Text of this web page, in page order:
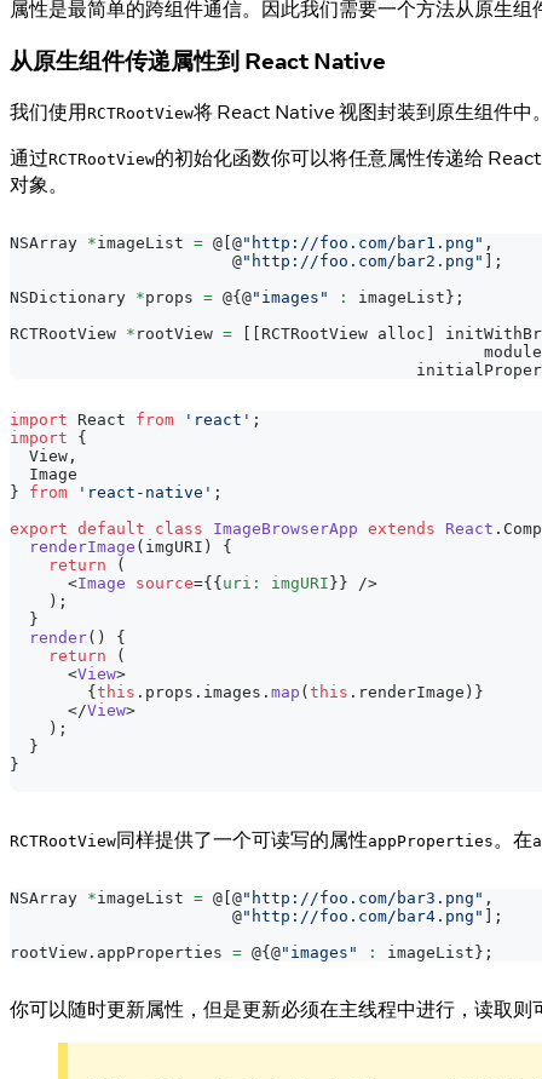
属性是最简单的跨组件通信。因此我们需要一个方法从原生
从原生组件传递属性到 React Native
我们使用RCTRootView将 React Native 视图封装到原生组件中
通过RCTRootView的初始化函数你可以将任意属性传递给
对象。
NSArray *imageList = @ @"http://foo.com/bar1.png" ,
                       @
"http://foo.com/bar2.png"
;
NSDictionary *props = @{ @"images" : imageList } ;
RCTRootView * rootView = RCTRootView alloc
import React from 'react' ;
import
{
View ,
Image
}
from 'react-native' ;
export default class ImageBrowserApp extends React .
renderImage ( imgURI )
{
return
(
<Image source={ { uri : imgURI } }
/>
) ;
}
render( )
{
return
(
<View>
{ this . props . images . map ( this . renderImage ) }
</View>
) ;
}
}
RCTRootView同样提供了一个可读写的属性appProperties。在
NSArray *imageList = @ @"http://foo.com/bar3.png" ,
                       @
"http://foo.com/bar4.png"
;
rootView . appProperties = @{ @"images" : imageList } ;
你可以随时更新属性，但是更新必须在主线程中进行，读取则